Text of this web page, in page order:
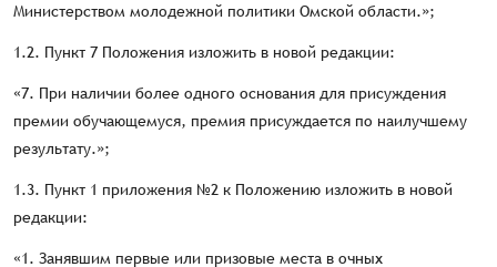
Министерством молодежной политики Омской области.»;
1.2. Пункт 7 Положения изложить в новой редакции:
«7. При наличии более одного основания для присуждения
премии обучающемуся, премия присуждается по наилучшему
результату.»;
1.3. Пункт 1 приложения №2 к Положению изложить в новой
редакции:
«1. Занявшим первые или призовые места в очных